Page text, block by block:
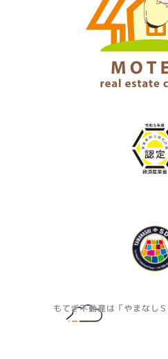
もてぎ不動産は「やまなし